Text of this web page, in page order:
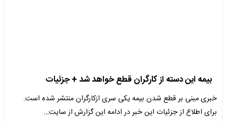
بیمه این دسته از کارگران قطع خواهد شد + جزئیات
خبری مبنی بر قطع شدن بیمه یکی سری ازکارگران منتشر شده است.
برای اطلاع از جزئیات این خبر در ادامه این گزارش از سایت…